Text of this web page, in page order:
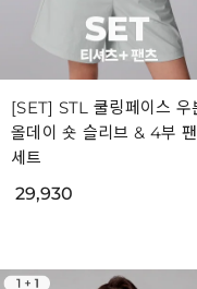
[SET] STL 쿨링페이스 우
올데이 숏 슬리브 & 4부
세트
29,930